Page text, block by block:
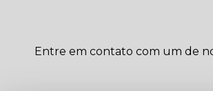
Entre em contato com um de